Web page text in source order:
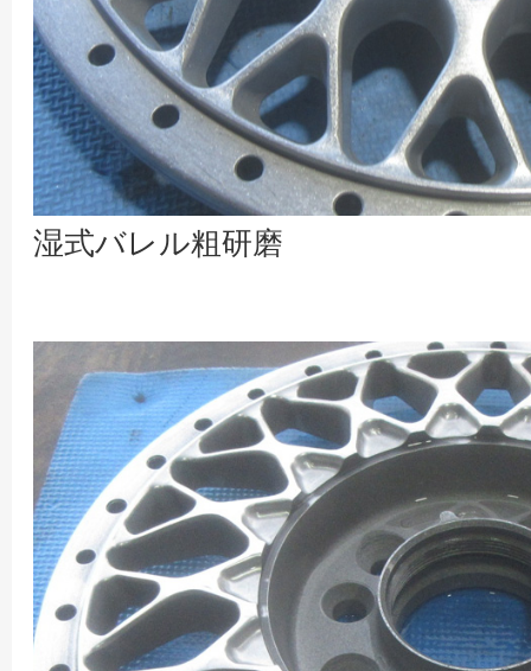
湿式バレル粗研磨